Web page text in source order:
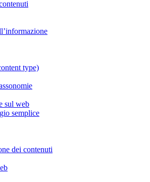
type)
sul web
semplice
dei contenuti